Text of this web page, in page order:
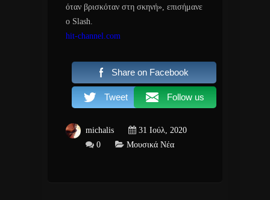
όταν βρισκόταν στη σκηνή», επισήμανε
ο Slash.
hit-channel.com
Share on Facebook
Tweet Follow us
michalis
31 Ιούλ, 2020
0
Μουσικά Νέα